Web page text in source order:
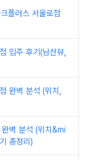
플러스 서울로점
입주 후기(남산뷰,
완벽 분석 (위치,
벽 분석 (위치&mi
총정리)